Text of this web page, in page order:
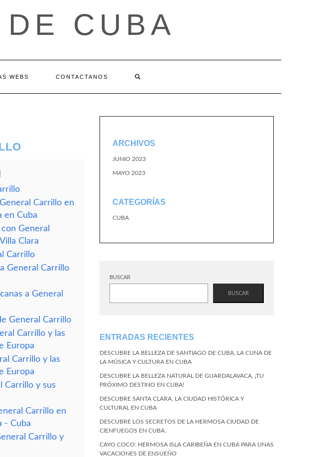
CUBA
WEBS CONTACTANOS
Carrillo en
en Cuba
General
Clara
Carrillo
General Carrillo
a General
General Carrillo
Carrillo y las
Europa
Carrillo y las
Europa
Carrillo y sus
Carrillo en
- Cuba
Carrillo y
ARCHIVOS
JUNIO 2023
MAYO 2023
CATEGORÍAS
CUBA
BUSCAR
BUSCAR
ENTRADAS RECIENTES
DESCUBRE LA BELLEZA DE SANTIAGO DE CUBA, LA CUNA DE
LA MÚSICA Y CULTURA EN CUBA
DESCUBRE LA BELLEZA NATURAL DE GUARDALAVACA, ¡TU
PRÓXIMO DESTINO EN CUBA!
DESCUBRE SANTA CLARA, LA CIUDAD HISTÓRICA Y
CULTURAL EN CUBA
DESCUBRE LOS SECRETOS DE LA HERMOSA CIUDAD DE
CIENFUEGOS EN CUBA.
CAYO COCO: HERMOSA ISLA CARIBEÑA EN CUBA PARA UNAS
VACACIONES DE ENSUEÑO